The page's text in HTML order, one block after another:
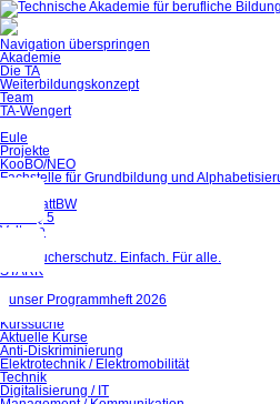
Navigation überspringen
Akademie
Die TA
Weiterbildungskonzept
Team
TA-Wengert
Eule
Projekte
KooBO/NEO
Fachstelle für Grundbildung und
QualiBattBW
BIWAQ 5
Voltage
Verbraucherschutz. Einfach. Für alle.
STARK
Bildungsangebote
Kurssuche
Aktuelle Kurse
Anti-Diskriminierung
Elektrotechnik / Elektromobilität
Technik
Digitalisierung / IT
unser Programmheft 2026